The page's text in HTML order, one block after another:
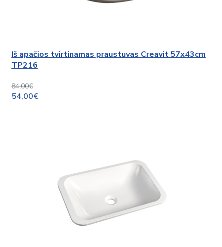
Iš apačios tvirtinamas praustuvas Creavit 57x43cm
TP216
84,00€
54,00€